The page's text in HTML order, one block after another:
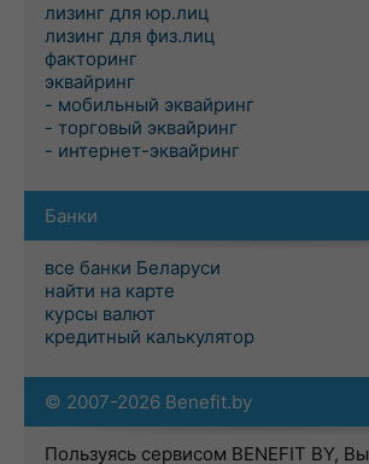
лизинг для юр.лиц
лизинг для физ.лиц
факторинг
эквайринг
- мобильный эквайринг
- торговый эквайринг
- интернет-эквайринг
Банки
все банки Беларуси
найти на карте
курсы валют
кредитный калькулятор
© 2007-2026 Benefit.by
Пользуясь сервисом BENEFIT BY, Вы